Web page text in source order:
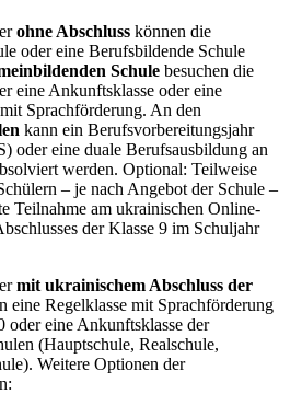
ohne Abschluss können die
oder eine Berufsbildende Schule
Schule besuchen die
eine Ankunftsklasse oder eine
Sprachförderung. An den
kann ein Berufsvorbereitungsjahr
oder eine duale Berufsausbildung an
werden. Optional: Teilweise
– je nach Angebot der Schule –
Teilnahme am ukrainischen Online-
der Klasse 9 im Schuljahr
mit ukrainischem Abschluss der
eine Regelklasse mit Sprachförderung
oder eine Ankunftsklasse der
(Hauptschule, Realschule,
Weitere Optionen der